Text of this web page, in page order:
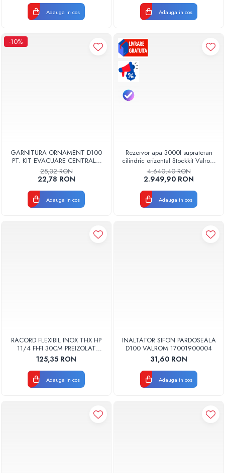
Adauga in cos Adauga in cos
-10%
GARNITURA ORNAMENT D100
PT. KIT EVACUARE CENTRALA
FGGE100
25,32 RON
22,78 RON
Adauga in cos
Rezervor apa 3000l suprateran
cilindric orizontal Stockkit Valrom
49013000001
4.640,40 RON
2.949,90 RON
Adauga in cos
RACORD FLEXIBIL INOX THX HP
11/4 FI-FI 30CM PREIZOLAT
PENTRU POMPA DE CALDURA -
THX
125,35 RON
Adauga in cos
INALTATOR SIFON PARDOSEALA
D100 VALROM 17001900004
31,60 RON
Adauga in cos